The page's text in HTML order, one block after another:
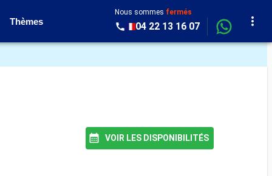
Thèmes
Nous sommes fermés
04 22 13 16 07
VOIR LES DISPONIBILITÉS